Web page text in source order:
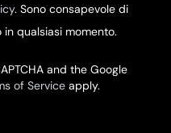
. Sono consapevole di
qualsiasi momento.
and the Google
of Serviceapply.